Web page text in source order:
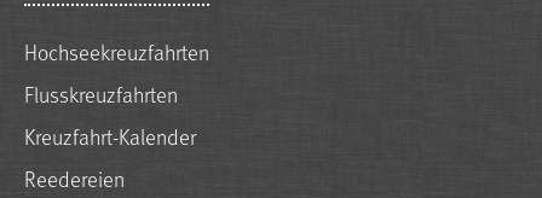
Hochseekreuzfahrten
Flusskreuzfahrten
Kreuzfahrt-Kalender
Reedereien